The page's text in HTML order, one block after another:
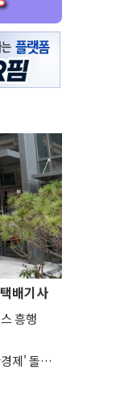
서로
합동
배기사
흥행
제' 돌파